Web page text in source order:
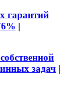
гарантий
|
задач |